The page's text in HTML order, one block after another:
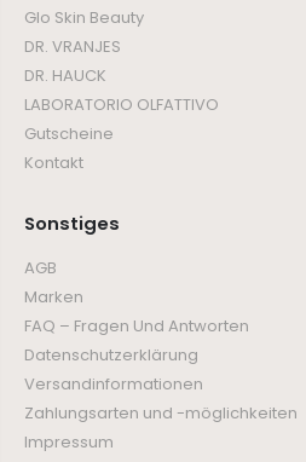
Glo Skin Beauty
DR. VRANJES
DR. HAUCK
LABORATORIO OLFATTIVO
Gutscheine
Kontakt
Sonstiges
AGB
Marken
FAQ – Fragen Und Antworten
Datenschutzerklärung
Versandinformationen
Zahlungsarten und -möglichkeiten
Impressum